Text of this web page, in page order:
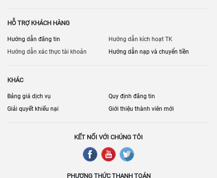
HỖ TRỢ KHÁCH HÀNG
Hướng dẫn đăng tin
Hướng dẫn kích hoạt TK
Hướng dẫn xác thực tài khoản
Hướng dẫn nạp và chuyển tiền
KHÁC
Bảng giá dịch vụ
Quy định đăng tin
Giải quyết khiếu nại
Giới thiệu thành viên mới
KẾT NỐI VỚI CHÚNG TÔI
PHƯƠNG THỨC THANH TOÁN